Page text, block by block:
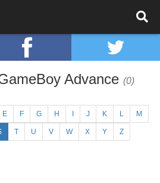
Advance (0)
E F G H J K L M
T U V W X Y Z